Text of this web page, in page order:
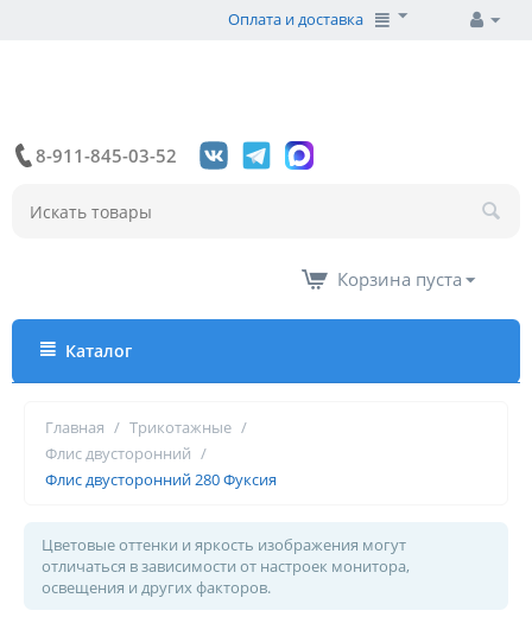
Оплата и доставка
8-911-845-03-52
Корзина пуста
Каталог
Главная / Трикотажные /
Флис двусторонний /
Флис двусторонний 280 Фуксия
Цветовые оттенки и яркость изображения могут
отличаться в зависимости от настроек монитора,
освещения и других факторов.